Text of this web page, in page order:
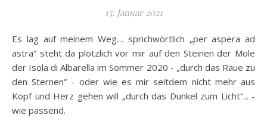
15. Januar 2021
Es lag auf meinem Weg… sprichwörtlich „per aspera ad
astra“ steht da plötzlich vor mir auf den Steinen der Mole
der Isola di Albarella im Sommer 2020 - „durch das Raue zu
den Sternen“ - oder wie es mir seitdem nicht mehr aus
Kopf und Herz gehen will „durch das Dunkel zum Licht“... -
wie passend.